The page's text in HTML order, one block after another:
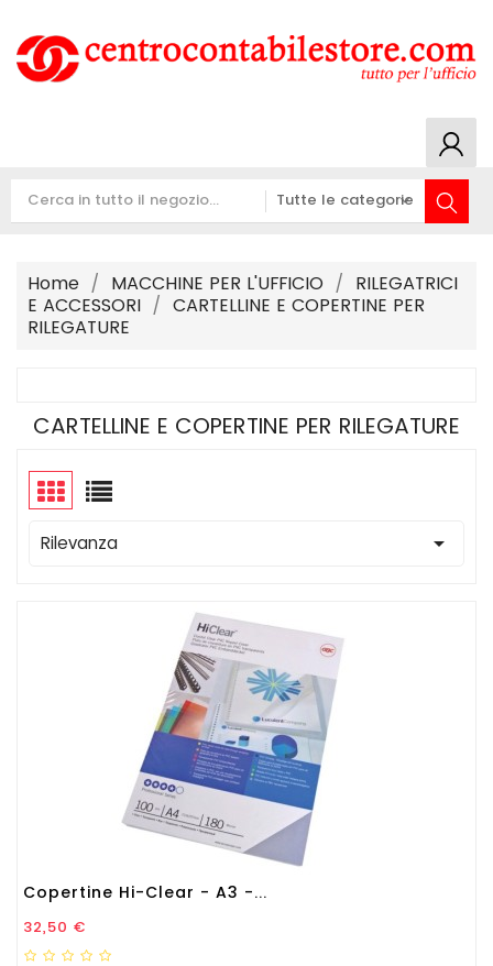
Home MACCHINE PER L'UFFICIO
RILEGATRICI
E ACCESSORI
CARTELLINE E COPERTINE PER
RILEGATURE
CARTELLINE E COPERTINE PER RILEGATURE
Rilevanza 
Copertine Hi-Clear - A3 -...
Prezzo
32,50 €